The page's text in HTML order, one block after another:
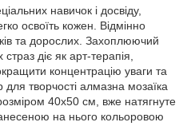
навичок і досвіду,
освоїть кожен. Відмінно
та дорослих. Захоплюючий
діє як арт-терапія,
концентрацію уваги та
для творчості алмазна мозаїка
40х50 см, вже натягнуте
на нього кольоровою